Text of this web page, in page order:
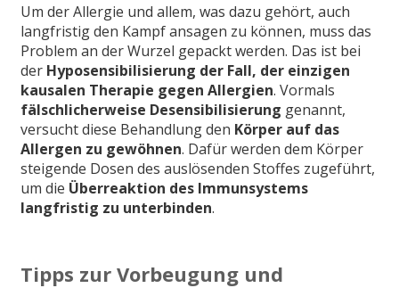
Um der Allergie und allem, was dazu gehört, auch
langfristig den Kampf ansagen zu können, muss das
Problem an der Wurzel gepackt werden. Das ist bei
der Hyposensibilisierung der Fall, der einzigen
kausalen Therapie gegen Allergien. Vormals
fälschlicherweise Desensibilisierung genannt,
versucht diese Behandlung den Körper auf das
Allergen zu gewöhnen. Dafür werden dem Körper
steigende Dosen des auslösenden Stoffes zugeführt,
um die Überreaktion des Immunsystems
langfristig zu unterbinden.
Tipps zur Vorbeugung und